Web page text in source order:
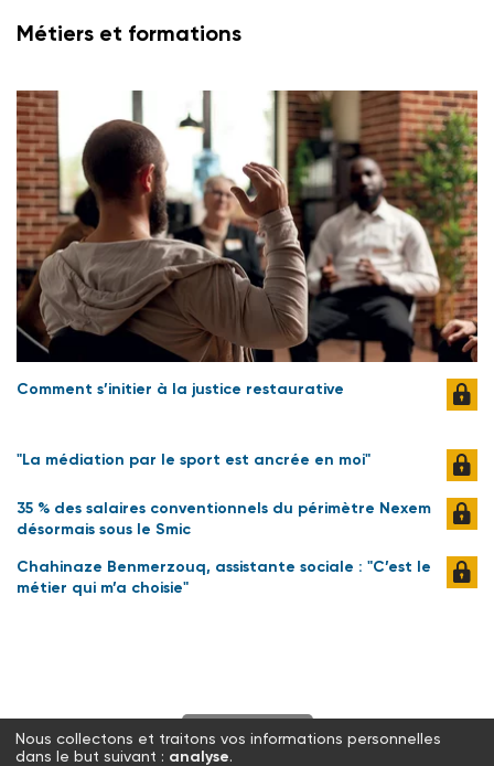
Métiers et formations
Comment s’initier à la justice restaurative
"La médiation par le sport est ancrée en moi"
35 % des salaires conventionnels du périmètre Nexem
désormais sous le Smic
Chahinaze Benmerzouq, assistante sociale : "C’est le
métier qui m’a choisie"
S'abonner
Nous collectons et traitons vos informations personnelles
dans le but suivant : analyse.